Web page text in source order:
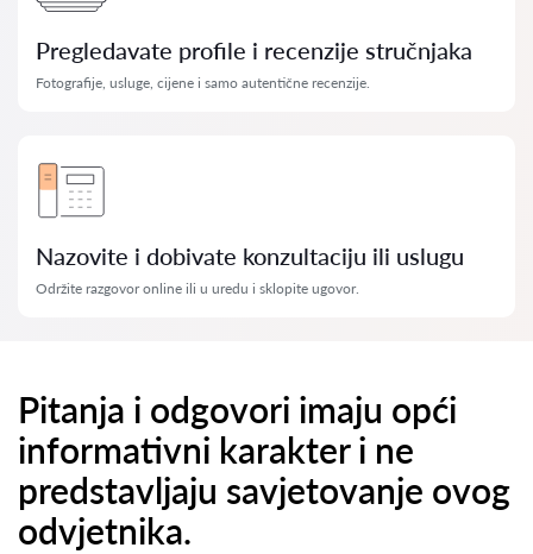
Pregledavate profile i recenzije stručnjaka
Fotografije, usluge, cijene i samo autentične recenzije.
Nazovite i dobivate konzultaciju ili uslugu
Održite razgovor online ili u uredu i sklopite ugovor.
Pitanja i odgovori imaju opći
informativni karakter i ne
predstavljaju savjetovanje ovog
odvjetnika.